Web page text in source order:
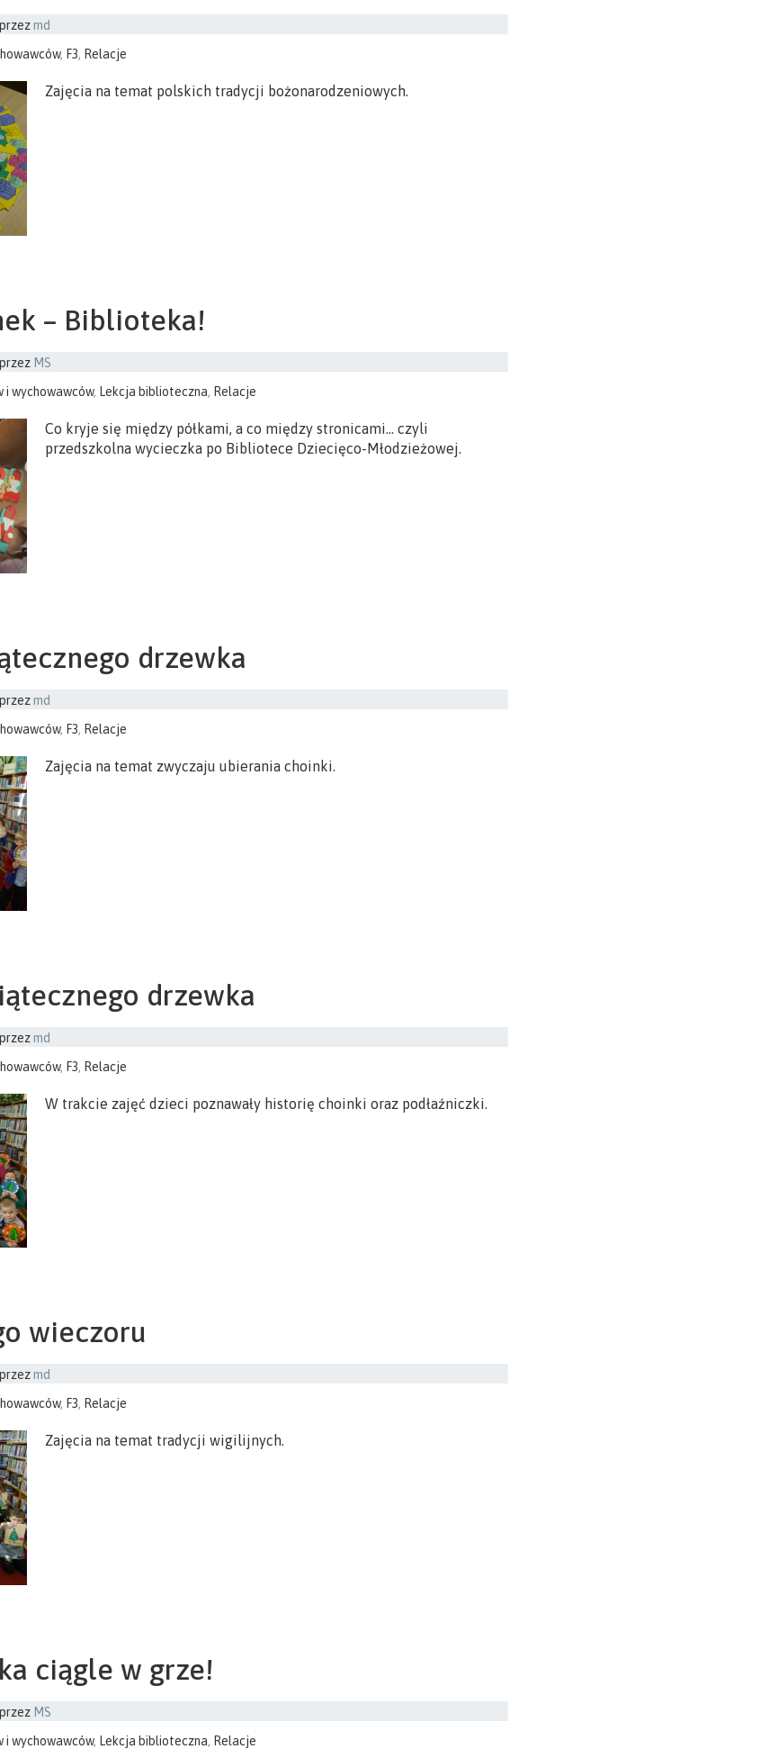
przezmd
, F3, Relacje
Zajęcia na temat polskich tradycji bożonarodzeniowych.
– Biblioteka!
przez MS
i wychowawców, Lekcja biblioteczna, Relacje
Co kryje się między półkami, a co między stronicami… czyli
przedszkolna wycieczka po Bibliotece Dziecięco-Młodzieżowej.
drzewka
przezmd
, F3, Relacje
Zajęcia na temat zwyczaju ubierania choinki.
drzewka
przezmd
, F3, Relacje
W trakcie zajęć dzieci poznawały historię choinki oraz podłaźniczki.
wieczoru
przezmd
, F3, Relacje
Zajęcia na temat tradycji wigilijnych.
ciągle w grze!
przez MS
i wychowawców, Lekcja biblioteczna, Relacje